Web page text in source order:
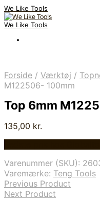
We Like Tools
We Like Tools
Forside / Værktøj /
M122506- 100mm
Top 6mm
135,00 kr.
Varenummer (SKU):
Varemærke: Teng Tools
Previous Product
Next Product